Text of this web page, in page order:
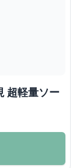
超軽量ソー